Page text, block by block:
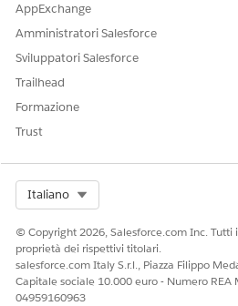
Usage Management
Numero articolo Knowledge
QUESTO ARTICOLO HA
Facci sapere, così
AppExchange
Amministratori Salesforce
Sviluppatori Salesforce
Trailhead
Formazione
Trust
Italiano
© Copyright 2026, Salesforce.com Inc.
proprietà dei rispettivi titolari.
salesforce.com Italy S.r.l., Piazza Filippo
Capitale sociale 10.000 euro - Numero REA
04959160963